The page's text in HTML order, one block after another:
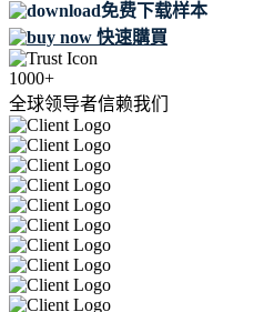
免费下载样本
快速購買
1000+
全球领导者信赖我们